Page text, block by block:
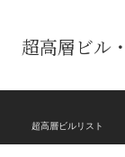
超高層ビル
超高層ビルリスト